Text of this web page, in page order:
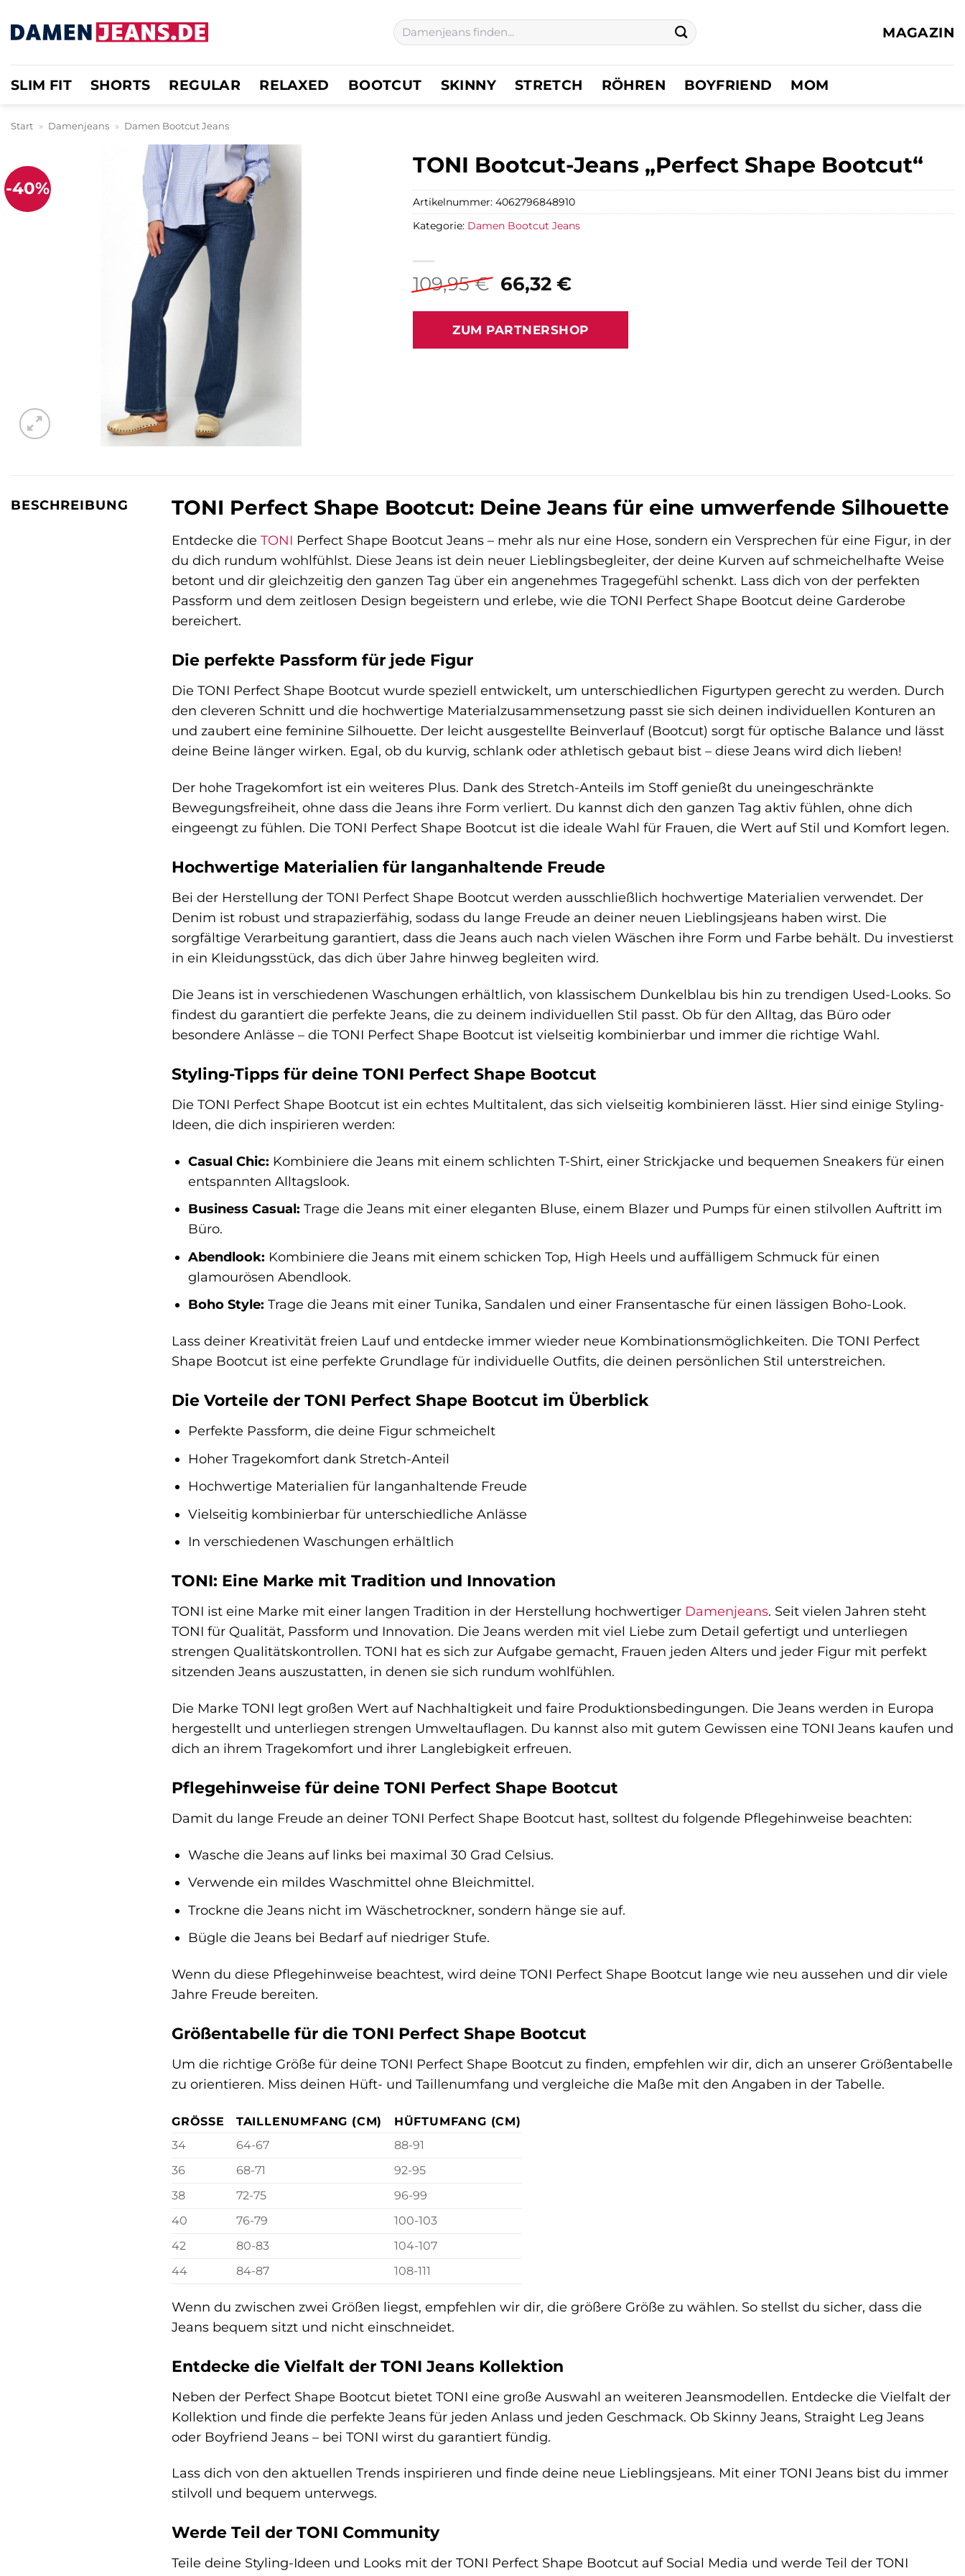
Inhalt
Suchen
nach:
MAGAZIN
SLIM FIT SHORTS REGULAR RELAXED BOOTCUT SKINNY STRETCH RÖHREN BOYFRIEND MOM
Start » Damenjeans » Damen Bootcut Jeans
-40%
TONI Bootcut-Jeans „Perfect Shape Bootcut“
109,95€ Ursprünglicher
war:
109,95 €
66,32 €Aktueller
ist:
66,32 €.
ZUM PARTNERSHOP
Artikelnummer: 4062796848910
Kategorie: Damen Bootcut Jeans
BESCHREIBUNG TONI Perfect Shape Bootcut: Deine Jeans für eine umwerfende Silhouette
Entdecke die TONI Perfect Shape Bootcut Jeans – mehr als nur eine Hose, sondern ein Versprechen für eine Figur, in der
du dich rundum wohlfühlst. Diese Jeans ist dein neuer Lieblingsbegleiter, der deine Kurven auf schmeichelhafte Weise
betont und dir gleichzeitig den ganzen Tag über ein angenehmes Tragegefühl schenkt. Lass dich von der perfekten
Passform und dem zeitlosen Design begeistern und erlebe, wie die TONI Perfect Shape Bootcut deine Garderobe
bereichert.
Die perfekte Passform für jede Figur
Die TONI Perfect Shape Bootcut wurde speziell entwickelt, um unterschiedlichen Figurtypen gerecht zu werden. Durch
den cleveren Schnitt und die hochwertige Materialzusammensetzung passt sie sich deinen individuellen Konturen an
und zaubert eine feminine Silhouette. Der leicht ausgestellte Beinverlauf (Bootcut) sorgt für optische Balance und lässt
deine Beine länger wirken. Egal, ob du kurvig, schlank oder athletisch gebaut bist – diese Jeans wird dich lieben!
Der hohe Tragekomfort ist ein weiteres Plus. Dank des Stretch-Anteils im Stoff genießt du uneingeschränkte
Bewegungsfreiheit, ohne dass die Jeans ihre Form verliert. Du kannst dich den ganzen Tag aktiv fühlen, ohne dich
eingeengt zu fühlen. Die TONI Perfect Shape Bootcut ist die ideale Wahl für Frauen, die Wert auf Stil und Komfort legen.
Hochwertige Materialien für langanhaltende Freude
Bei der Herstellung der TONI Perfect Shape Bootcut werden ausschließlich hochwertige Materialien verwendet. Der
Denim ist robust und strapazierfähig, sodass du lange Freude an deiner neuen Lieblingsjeans haben wirst. Die
sorgfältige Verarbeitung garantiert, dass die Jeans auch nach vielen Wäschen ihre Form und Farbe behält. Du investierst
in ein Kleidungsstück, das dich über Jahre hinweg begleiten wird.
Die Jeans ist in verschiedenen Waschungen erhältlich, von klassischem Dunkelblau bis hin zu trendigen Used-Looks. So
findest du garantiert die perfekte Jeans, die zu deinem individuellen Stil passt. Ob für den Alltag, das Büro oder
besondere Anlässe – die TONI Perfect Shape Bootcut ist vielseitig kombinierbar und immer die richtige Wahl.
Styling-Tipps für deine TONI Perfect Shape Bootcut
Die TONI Perfect Shape Bootcut ist ein echtes Multitalent, das sich vielseitig kombinieren lässt. Hier sind einige Styling-
Ideen, die dich inspirieren werden:
Casual Chic: Kombiniere die Jeans mit einem schlichten T-Shirt, einer Strickjacke und bequemen Sneakers für einen
entspannten Alltagslook.
Business Casual: Trage die Jeans mit einer eleganten Bluse, einem Blazer und Pumps für einen stilvollen Auftritt im
Büro.
Abendlook: Kombiniere die Jeans mit einem schicken Top, High Heels und auffälligem Schmuck für einen
glamourösen Abendlook.
Boho Style: Trage die Jeans mit einer Tunika, Sandalen und einer Fransentasche für einen lässigen Boho-Look.
Lass deiner Kreativität freien Lauf und entdecke immer wieder neue Kombinationsmöglichkeiten. Die TONI Perfect
Shape Bootcut ist eine perfekte Grundlage für individuelle Outfits, die deinen persönlichen Stil unterstreichen.
Die Vorteile der TONI Perfect Shape Bootcut im Überblick
Perfekte Passform, die deine Figur schmeichelt
Hoher Tragekomfort dank Stretch-Anteil
Hochwertige Materialien für langanhaltende Freude
Vielseitig kombinierbar für unterschiedliche Anlässe
In verschiedenen Waschungen erhältlich
TONI: Eine Marke mit Tradition und Innovation
TONI ist eine Marke mit einer langen Tradition in der Herstellung hochwertiger Damenjeans. Seit vielen Jahren steht
TONI für Qualität, Passform und Innovation. Die Jeans werden mit viel Liebe zum Detail gefertigt und unterliegen
strengen Qualitätskontrollen. TONI hat es sich zur Aufgabe gemacht, Frauen jeden Alters und jeder Figur mit perfekt
sitzenden Jeans auszustatten, in denen sie sich rundum wohlfühlen.
Die Marke TONI legt großen Wert auf Nachhaltigkeit und faire Produktionsbedingungen. Die Jeans werden in Europa
hergestellt und unterliegen strengen Umweltauflagen. Du kannst also mit gutem Gewissen eine TONI Jeans kaufen und
dich an ihrem Tragekomfort und ihrer Langlebigkeit erfreuen.
Pflegehinweise für deine TONI Perfect Shape Bootcut
Damit du lange Freude an deiner TONI Perfect Shape Bootcut hast, solltest du folgende Pflegehinweise beachten:
Wasche die Jeans auf links bei maximal 30 Grad Celsius.
Verwende ein mildes Waschmittel ohne Bleichmittel.
Trockne die Jeans nicht im Wäschetrockner, sondern hänge sie auf.
Bügle die Jeans bei Bedarf auf niedriger Stufe.
Wenn du diese Pflegehinweise beachtest, wird deine TONI Perfect Shape Bootcut lange wie neu aussehen und dir viele
Jahre Freude bereiten.
Größentabelle für die TONI Perfect Shape Bootcut
Um die richtige Größe für deine TONI Perfect Shape Bootcut zu finden, empfehlen wir dir, dich an unserer Größentabelle
zu orientieren. Miss deinen Hüft- und Taillenumfang und vergleiche die Maße mit den Angaben in der Tabelle.
GRÖSSE TAILLENUMFANG (CM)
HÜFTUMFANG (CM)
34
64-67
88-91
36
68-71
92-95
38
72-75
96-99
40
76-79
100-103
42
80-83
104-107
44
84-87 108-111
Wenn du zwischen zwei Größen liegst, empfehlen wir dir, die größere Größe zu wählen. So stellst du sicher, dass die
Jeans bequem sitzt und nicht einschneidet.
Entdecke die Vielfalt der TONI Jeans Kollektion
Neben der Perfect Shape Bootcut bietet TONI eine große Auswahl an weiteren Jeansmodellen. Entdecke die Vielfalt der
Kollektion und finde die perfekte Jeans für jeden Anlass und jeden Geschmack. Ob Skinny Jeans, Straight Leg Jeans
oder Boyfriend Jeans – bei TONI wirst du garantiert fündig.
Lass dich von den aktuellen Trends inspirieren und finde deine neue Lieblingsjeans. Mit einer TONI Jeans bist du immer
stilvoll und bequem unterwegs.
Werde Teil der TONI Community
Teile deine Styling-Ideen und Looks mit der TONI Perfect Shape Bootcut auf Social Media und werde Teil der TONI